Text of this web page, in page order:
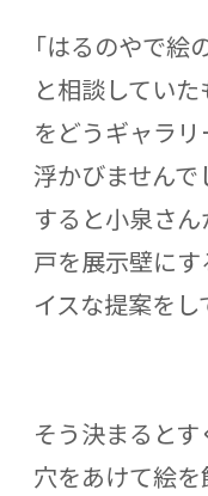
「はるのやで絵
と相談してい
をどうギャラ
浮かびませんで
すると小泉さん
戸を展示壁にす
イスな提案をし
そう決まるとす
穴をあけて絵を